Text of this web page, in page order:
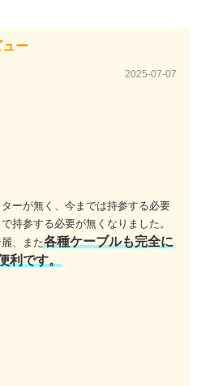
：手動
296W/エコ：211W/待機時：0.2W
Sub15pin、RCA、HDMI
ュー
2025-07-07
ーが無く、今までは持参する必要
持参する必要が無くなりました。
、また各種ケーブルも完全に
利です。